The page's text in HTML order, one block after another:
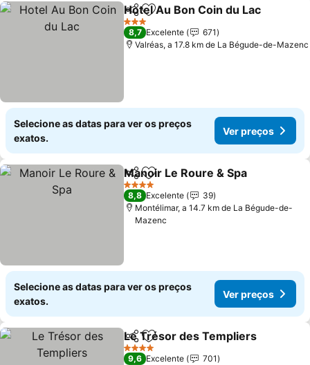
PartilharAdicionar aos favoritos
Hotel Au Bon Coin du Lac
3 Estrelas
8,7 Excelente
671
Valréas, a 17.8 km de La Bégude-de-Mazenc
Selecione as datas para ver os preços
exatos.
Ver preços
PartilharAdicionar aos favoritos
Manoir Le Roure & Spa
4 Estrelas
8,8 Excelente
39
Montélimar, a 14.7 km de La Bégude-de-
Mazenc
Selecione as datas para ver os preços
exatos.
Ver preços
PartilharAdicionar aos favoritos
Le Trésor des Templiers
4 Estrelas
9,6 Excelente
701